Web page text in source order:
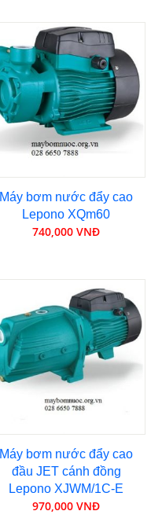
Máy bơm nước đẩy cao
Lepono XQm60
740,000 VNĐ
Máy bơm nước đẩy cao
đầu JET cánh đồng
Lepono XJWM/1C-E
970,000 VNĐ